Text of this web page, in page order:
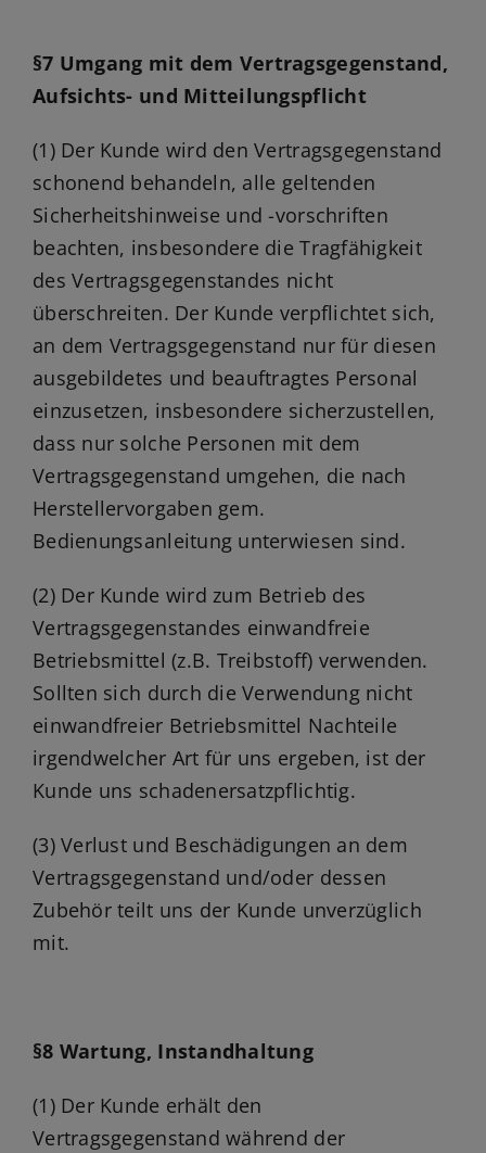
§7 Umgang mit dem Vertragsgegenstand,
Aufsichts- und Mitteilungspflicht
(1) Der Kunde wird den Vertragsgegenstand
schonend behandeln, alle geltenden
Sicherheitshinweise und -vorschriften
beachten, insbesondere die Tragfähigkeit
des Vertragsgegenstandes nicht
überschreiten. Der Kunde verpflichtet sich,
an dem Vertragsgegenstand nur für diesen
ausgebildetes und beauftragtes Personal
einzusetzen, insbesondere sicherzustellen,
dass nur solche Personen mit dem
Vertragsgegenstand umgehen, die nach
Herstellervorgaben gem.
Bedienungsanleitung unterwiesen sind.
(2) Der Kunde wird zum Betrieb des
Vertragsgegenstandes einwandfreie
Betriebsmittel (z.B. Treibstoff) verwenden.
Sollten sich durch die Verwendung nicht
einwandfreier Betriebsmittel Nachteile
irgendwelcher Art für uns ergeben, ist der
Kunde uns schadenersatzpflichtig.
(3) Verlust und Beschädigungen an dem
Vertragsgegenstand und/oder dessen
Zubehör teilt uns der Kunde unverzüglich
mit.
§8 Wartung, Instandhaltung
(1) Der Kunde erhält den
Vertragsgegenstand während der